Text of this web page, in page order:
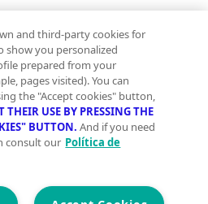
and third-party cookies for
show you personalized
prepared from your
pages visited). You can
the "Accept cookies" button,
THEIR USE BY PRESSING THE
BUTTON. And if you need
consult our Política de